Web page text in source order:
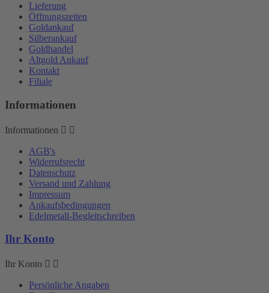
Lieferung
Öffnungszeiten
Goldankauf
Silberankauf
Goldhandel
Altgold Ankauf
Kontakt
Filiale
Informationen
Informationen  
AGB's
Widerrufsrecht
Datenschutz
Versand und Zahlung
Impressum
Ankaufsbedingungen
Edelmetall-Begleitschreiben
Ihr Konto
Ihr Konto  
Persönliche Angaben